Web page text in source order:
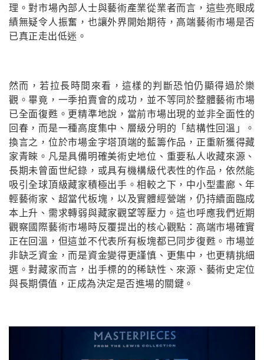
理。對市場內部人士與藝術產業從業者而言，這些亮眼成
績無疑令人振奮，也讓外界開始期待，高端藝術市場是否
已真正走出低迷。
然而，若拉長時間來看，這樣的判斷恐怕仍顯得過於樂
觀。畢竟，一季拍賣會的成功，並不等同於整體藝術市場
已全面復甦。更精準地說，當前市場出現的並非全面性的
回春，而是一種高度集中、層級分明的「結構性回溫」。
換言之，位於市場金字塔頂端的藍籌作品，正重新獲得藏
家青睞。凡是具備明確美術史地位、重要私人收藏來源、
長期未曾面世紀錄，或具有機構級代表性的作品，依然能
吸引全球頂級藏家積極出手。相較之下，中小型畫廊、年
輕藝術家、超當代板塊，以及實體經營端，仍持續面臨成
本上升、需求轉弱與藏家觀望等壓力。這也呼應我們近期
觀察國際藝術市場時反覆提出的核心觀點：高端市場確實
正在回溫，但這並不代表所有板塊都已同步復甦。市場並
非缺乏資金，而是資金變得更謹慎、更集中，也更精挑細
選。對藏家而言，出手標的的稀缺性、來源、藝術史定位
與長期價值，正成為決定是否進場的關鍵。